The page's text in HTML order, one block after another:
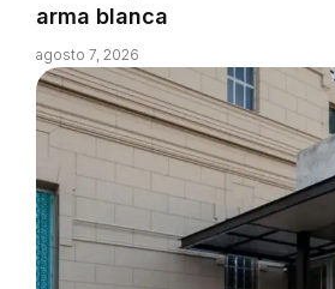
arma blanca
agosto 7, 2026